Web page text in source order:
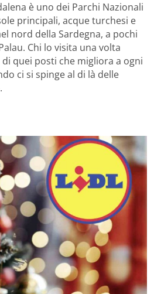
è uno dei Parchi Nazionali
principali, acque turchesi e
nord della Sardegna, a pochi
Chi lo visita una volta
quei posti che migliora a ogni
ci si spinge al di là delle